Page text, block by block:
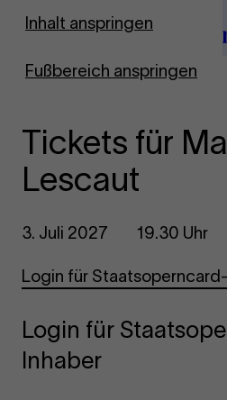
Inhalt anspringen
Fußbereich anspringen
Zur Startseite
Tickets für
Lescaut
3. Juli 2027 19.30 Uhr
Login für
Login für
Inhaber